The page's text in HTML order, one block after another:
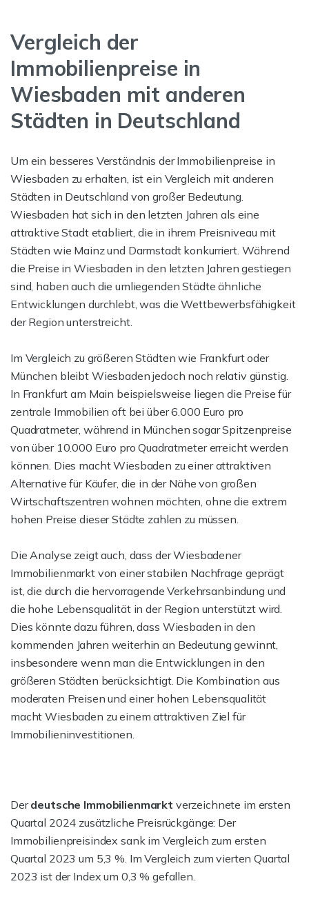
Vergleich der
Immobilienpreise in
Wiesbaden mit anderen
Städten in Deutschland
Um ein besseres Verständnis der Immobilienpreise in
Wiesbaden zu erhalten, ist ein Vergleich mit anderen
Städten in Deutschland von großer Bedeutung.
Wiesbaden hat sich in den letzten Jahren als eine
attraktive Stadt etabliert, die in ihrem Preisniveau mit
Städten wie Mainz und Darmstadt konkurriert. Während
die Preise in Wiesbaden in den letzten Jahren gestiegen
sind, haben auch die umliegenden Städte ähnliche
Entwicklungen durchlebt, was die Wettbewerbsfähigkeit
der Region unterstreicht.
Im Vergleich zu größeren Städten wie Frankfurt oder
München bleibt Wiesbaden jedoch noch relativ günstig.
In Frankfurt am Main beispielsweise liegen die Preise für
zentrale Immobilien oft bei über 6.000 Euro pro
Quadratmeter, während in München sogar Spitzenpreise
von über 10.000 Euro pro Quadratmeter erreicht werden
können. Dies macht Wiesbaden zu einer attraktiven
Alternative für Käufer, die in der Nähe von großen
Wirtschaftszentren wohnen möchten, ohne die extrem
hohen Preise dieser Städte zahlen zu müssen.
Die Analyse zeigt auch, dass der Wiesbadener
Immobilienmarkt von einer stabilen Nachfrage geprägt
ist, die durch die hervorragende Verkehrsanbindung und
die hohe Lebensqualität in der Region unterstützt wird.
Dies könnte dazu führen, dass Wiesbaden in den
kommenden Jahren weiterhin an Bedeutung gewinnt,
insbesondere wenn man die Entwicklungen in den
größeren Städten berücksichtigt. Die Kombination aus
moderaten Preisen und einer hohen Lebensqualität
macht Wiesbaden zu einem attraktiven Ziel für
Immobilieninvestitionen.
Derdeutsche Immobilienmarkt verzeichnete im ersten
Quartal 2024 zusätzliche Preisrückgänge: Der
Immobilienpreisindex sank im Vergleich zum ersten
Quartal 2023 um 5,3 %. Im Vergleich zum vierten Quartal
2023 ist der Index um 0,3 % gefallen.